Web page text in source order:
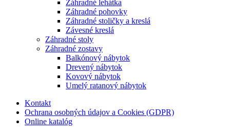
Záhradné lehátka
Záhradné pohovky
Záhradné stoličky a kreslá
Závesné kreslá
Záhradné stoly
Záhradné zostavy
Balkónový nábytok
Drevený nábytok
Kovový nábytok
Umelý ratanový nábytok
Kontakt
Ochrana osobných údajov a Cookies (GDPR)
Online katalóg